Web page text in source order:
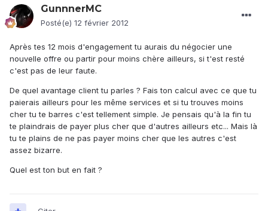
GunnnerMC
Posté(e) 12 février 2012
Après tes 12 mois d'engagement tu aurais du négocier une
nouvelle offre ou partir pour moins chère ailleurs, si t'est resté
c'est pas de leur faute.
De quel avantage client tu parles ? Fais ton calcul avec ce que tu
paierais ailleurs pour les même services et si tu trouves moins
cher tu te barres c'est tellement simple. Je pensais qu'à la fin tu
te plaindrais de payer plus cher que d'autres ailleurs etc... Mais là
tu te plains de ne pas payer moins cher que les autres c'est
assez bizarre.
Quel est ton but en fait ?